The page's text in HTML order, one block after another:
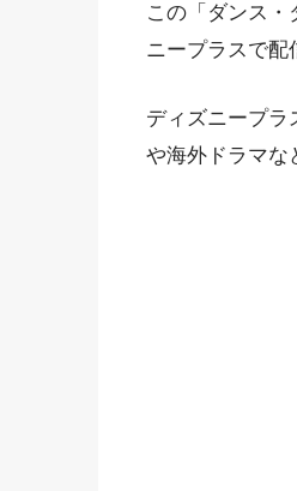
この「ダンス
ニープラスで配
ディズニープラ
や海外ドラマな